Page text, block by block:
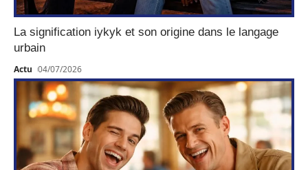
La signification iykyk et son origine dans le langage
urbain
Actu 04/07/2026